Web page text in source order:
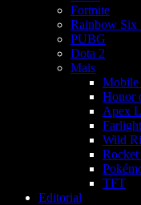
Fortnite
Rainbow Six
PUBG
Dota 2
Mais
Mobile
Honor
Apex
Wild
Rocket
TFT
Editorial